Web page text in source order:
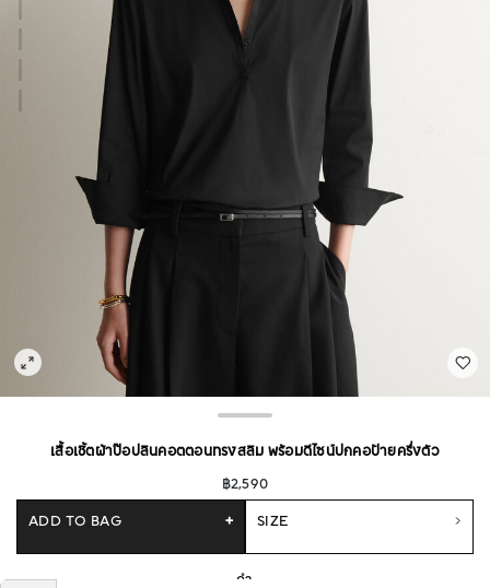
เสื้อเชิ้ตผ้าป๊อปลินคอตตอนทรงสลิม พร้อมดีไซน์ปกคอป้ายครึ่งตัว
฿2,590
SIZE
ADD TO BAG +
ดำ